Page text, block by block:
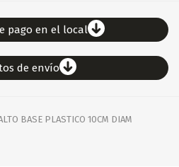
pago en el local
de envío
BASE PLASTICO 10CM DIAM